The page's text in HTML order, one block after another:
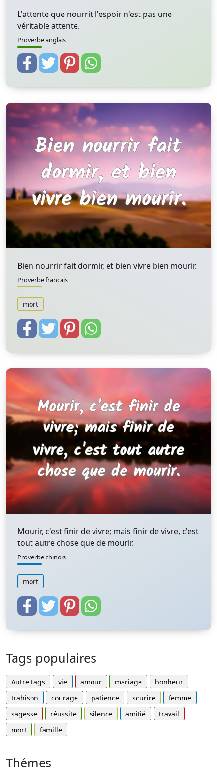
L'attente que nourrit l'espoir n'est pas une
véritable attente.
Proverbe anglais
Bien nourrir fait dormir, et bien vivre bien mourir.
Proverbe francais
mort
Mourir, c'est finir de vivre; mais finir de vivre, c'est
tout autre chose que de mourir.
Proverbe chinois
mort
Tags populaires
Autre tags vie amour mariage
bonheur
trahison
courage patience sourire
femme
sagesse
réussite silence amitié
travail
mort
famille
Thémes